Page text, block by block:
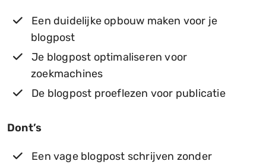
Een duidelijke opbouw maken voor je
blogpost
Je blogpost optimaliseren voor
zoekmachines
De blogpost proeflezen voor publicatie
Dont’s
Een vage blogpost schrijven zonder